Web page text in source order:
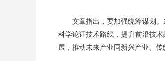
文章指出，要加强统筹谋划
科学论证技术路线，提升前沿技
展，推动未来产业同新兴产业、传